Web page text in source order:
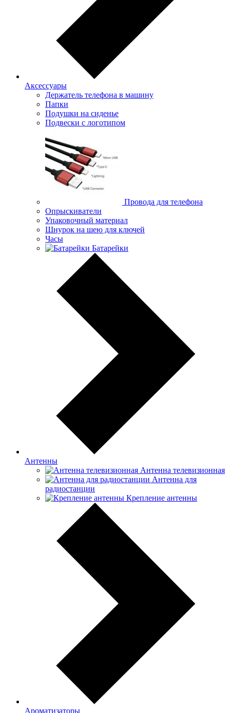
Аксессуары
Держатель телефона в машину
Папки
Подушки на сиденье
Подвески с логотипом
Провода для телефона
Опрыскиватели
Упаковочный материал
Шнурок на шею для ключей
Часы
Батарейки
Антенны
Антенна телевизионная
Антенна для
радиостанции
Крепление антенны
Ароматизаторы